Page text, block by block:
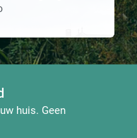
huis. Geen